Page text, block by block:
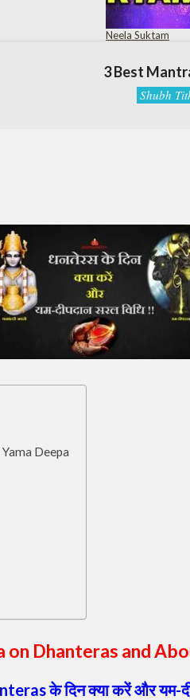
Neela Suktam
3 Best
Shubh
Deepa
Dhanteras and
के दिन क्या करें और यम-